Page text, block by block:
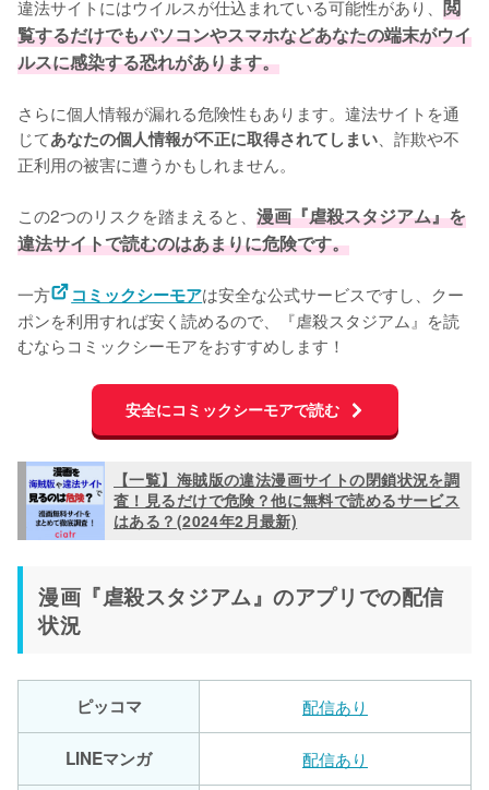
違法サイトにはウイルスが仕込まれている可能性があり、 閲
覧するだけでもパソコンやスマホなどあなたの端末がウイ
ルスに感染する恐れがあります。
さらに個人情報が漏れる危険性もあります。違法サイトを通
じてあなたの個人情報が不正に取得されてしまい 、詐欺や不
正利用の被害に遭うかもしれません。
この2つのリスクを踏まえると、 漫画『虐殺スタジアム』を
違法サイトで読むのはあまりに危険です。
一方 コミックシーモアは安全な公式サービスですし、クー
ポンを利用すれば安く読めるので、『虐殺スタジアム』を読
むならコミックシーモアをおすすめします！
安全にコミックシーモアで読む
【一覧】海賊版の違法漫画サイトの閉鎖状況を調
査！見るだけで危険？他に無料で読めるサービス
はある？(2024年2月最新)
漫画『虐殺スタジアム』のアプリでの配信
状況
ピッコマ 配信あり
LINEマンガ 配信あり